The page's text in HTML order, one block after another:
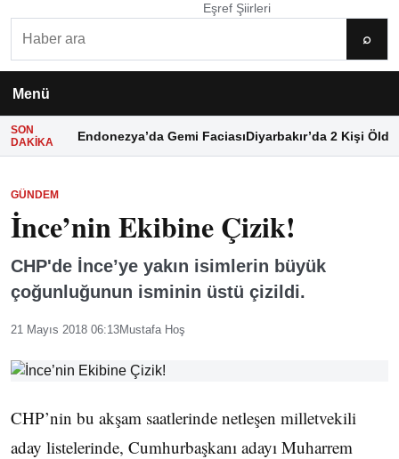
Eşref Şiirleri
⌕
Menü
SON
DAKIKA
Endonezya’da Gemi FaciasıDiyarbakır’da 2 Kişi Öldü
GÜNDEM
İnce’nin Ekibine Çizik!
CHP'de İnce’ye yakın isimlerin büyük
çoğunluğunun isminin üstü çizildi.
21 Mayıs 2018 06:13Mustafa Hoş
CHP’nin bu akşam saatlerinde netleşen milletvekili
aday listelerinde, Cumhurbaşkanı adayı Muharrem